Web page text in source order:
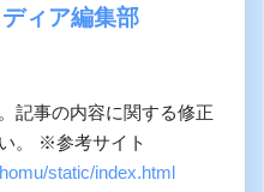
ィア編集部
記事の内容に関する修正
。 ※参考サイト
static/index.html